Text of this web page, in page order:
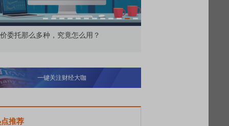
委托那么多种，究竟怎么用？
一键关注财经大咖
推荐